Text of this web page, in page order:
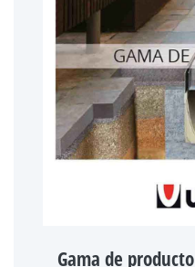
Gama de producto